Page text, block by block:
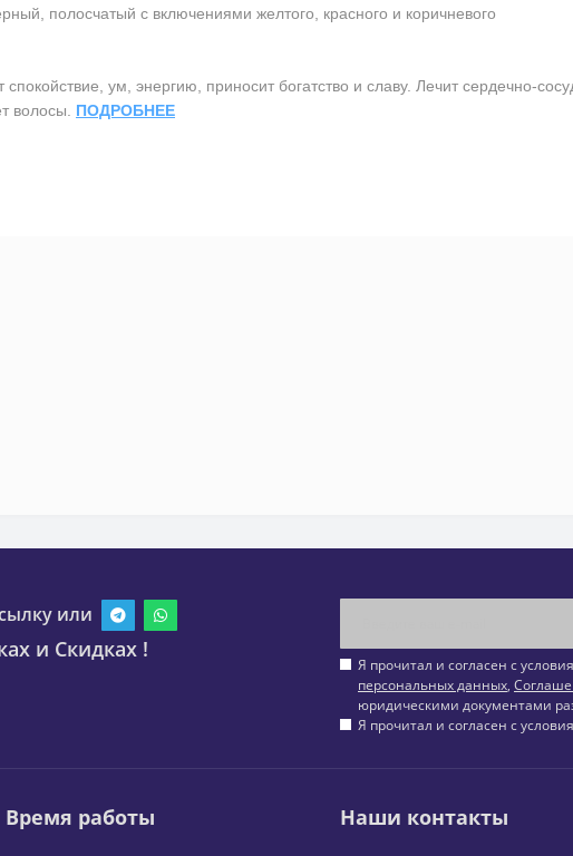
полосчатый с включениями желтого, красного и коричневого
ум, энергию, приносит богатство и славу. Лечит сердечно-
волосы. ПОДРОБНЕЕ
или
и Скидках !
Я прочитал и согласен с
персональных данных,
юридическими документами
Я прочитал и согласен с
Время работы Наши контакты